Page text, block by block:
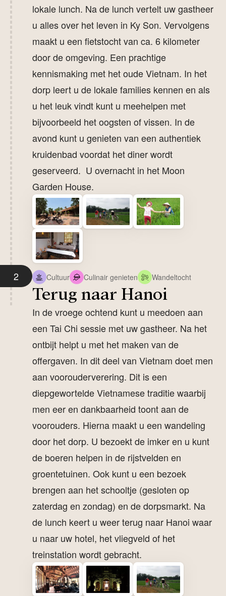
lokale lunch. Na de lunch vertelt uw gastheer
u alles over het leven in Ky Son. Vervolgens
maakt u een fietstocht van ca. 6 kilometer
door de omgeving. Een prachtige
kennismaking met het oude Vietnam. In het
dorp leert u de lokale families kennen en als
u het leuk vindt kunt u meehelpen met
bijvoorbeeld het oogsten of vissen. In de
avond kunt u genieten van een authentiek
kruidenbad voordat het diner wordt
geserveerd. U overnacht in het Moon
Garden House.
2 Cultuur Culinair genieten Wandeltocht
Terug naar Hanoi
In de vroege ochtend kunt u meedoen aan
een Tai Chi sessie met uw gastheer. Na het
ontbijt helpt u met het maken van de
offergaven. In dit deel van Vietnam doet men
aan voorouderverering. Dit is een
diepgewortelde Vietnamese traditie waarbij
men eer en dankbaarheid toont aan de
voorouders. Hierna maakt u een wandeling
door het dorp. U bezoekt de imker en u kunt
de boeren helpen in de rijstvelden en
groentetuinen. Ook kunt u een bezoek
brengen aan het schooltje (gesloten op
zaterdag en zondag) en de dorpsmarkt. Na
de lunch keert u weer terug naar Hanoi waar
u naar uw hotel, het vliegveld of het
treinstation wordt gebracht.